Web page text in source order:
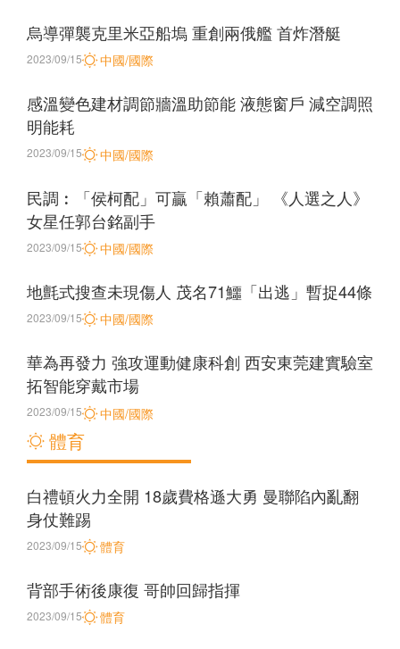
烏導彈襲克里米亞船塢 重創兩俄艦 首炸潛艇
中國/國際
2023/09/15
感溫變色建材調節牆溫助節能 液態窗戶 減空調照
明能耗
中國/國際
2023/09/15
民調︰「侯柯配」可贏「賴蕭配」 《人選之人》
女星任郭台銘副手
中國/國際
2023/09/15
地氈式搜查未現傷人 茂名71鱷「出逃」暫捉44條
中國/國際
2023/09/15
華為再發力 強攻運動健康科創 西安東莞建實驗室
拓智能穿戴市場
中國/國際
2023/09/15
體育
白禮頓火力全開 18歲費格遜大勇 曼聯陷內亂翻
身仗難踢
體育
2023/09/15
背部手術後康復 哥帥回歸指揮
體育
2023/09/15